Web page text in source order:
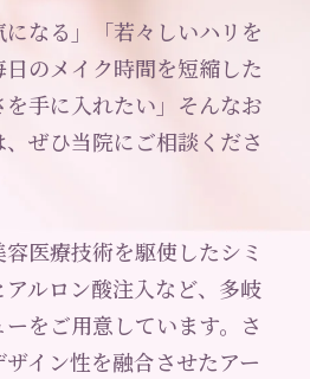
になる」「若々しいハリを
のメイク時間を短縮した
手に入れたい」そんなお
ぜひ当院にご相談くださ
医療技術を駆使したシミ
ルロン酸注入など、多岐
をご用意しています。さ
イン性を融合させたアー